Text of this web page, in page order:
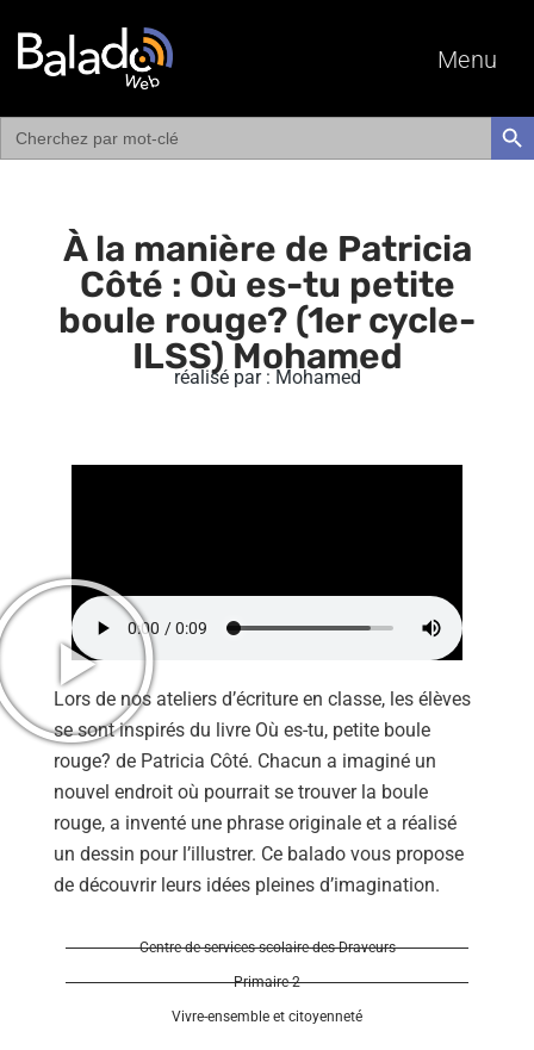
Menu
Search
for:
À la manière de Patricia
Côté : Où es-tu petite
boule rouge? (1er cycle-
ILSS) Mohamed
réalisé par : Mohamed
Lors de nos ateliers d’écriture en classe, les élèves
se sont inspirés du livre Où es-tu, petite boule
rouge? de Patricia Côté. Chacun a imaginé un
nouvel endroit où pourrait se trouver la boule
rouge, a inventé une phrase originale et a réalisé
un dessin pour l’illustrer. Ce balado vous propose
de découvrir leurs idées pleines d’imagination.
Centre de services scolaire des Draveurs
Primaire 2
Vivre-ensemble et citoyenneté